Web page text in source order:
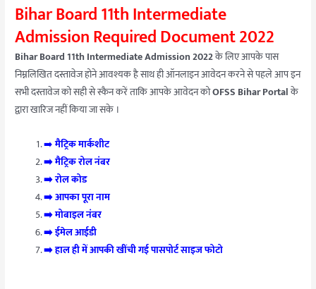
Bihar Board 11th Intermediate
Admission Required Document 2022
Bihar Board 11th Intermediate Admission 2022के लिए आपके पास
निम्नलिखित दस्तावेज होने आवश्यक है साथ ही ऑनलाइन आवेदन करने से पहले आप इन
सभी दस्तावेज को सही से स्कैन करें ताकि आपके आवेदन कोOFSS Bihar Portalके
द्वारा खारिज नहीं किया जा सके ।
➡️मैट्रिक मार्कशीट
➡️ मैट्रिक रोल नंबर
➡️ रोल कोड
➡️ आपका पूरा नाम
➡️ मोबाइल नंबर
➡️ ईमेल आईडी
➡️ हाल ही में आपकी खींची गई पासपोर्ट साइज फोटो